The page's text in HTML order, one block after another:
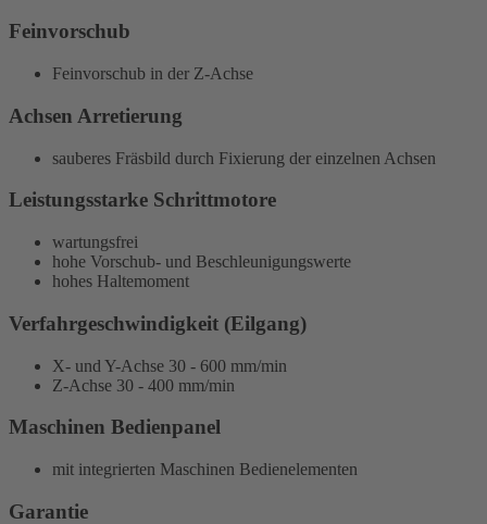
Feinvorschub
Feinvorschub in der Z-Achse
Achsen Arretierung
sauberes Fräsbild durch Fixierung der einzelnen Achsen
Leistungsstarke Schrittmotore
wartungsfrei
hohe Vorschub- und Beschleunigungswerte
hohes Haltemoment
Verfahrgeschwindigkeit (Eilgang)
X- und Y-Achse 30 - 600 mm/min
Z-Achse 30 - 400 mm/min
Maschinen Bedienpanel
mit integrierten Maschinen Bedienelementen
Garantie